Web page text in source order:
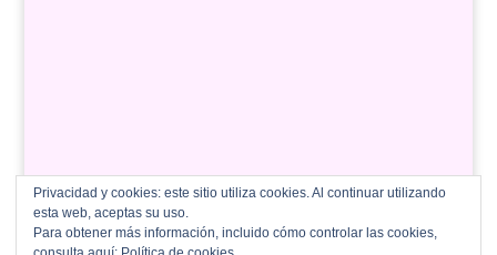
Privacidad y cookies: este sitio utiliza cookies. Al continuar utilizando
esta web, aceptas su uso.
Para obtener más información, incluido cómo controlar las cookies,